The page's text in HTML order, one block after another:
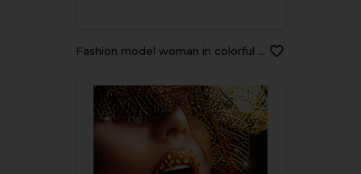
Fashion model woman in colorful bright golden sparkles posing with fantasy flower. Portrait of beautiful girl with glowing makeup